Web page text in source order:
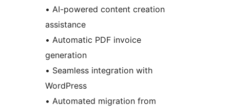
• AI-powered content creation
assistance
• Automatic PDF invoice
generation
• Seamless integration with
WordPress
• Automated migration from